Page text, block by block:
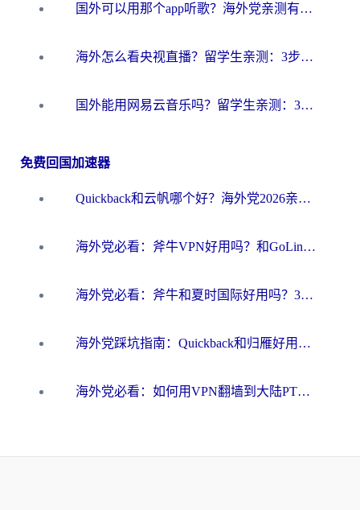
国外可以用那个app听歌？海外党亲测有效的回国加速方案，轻松听国内音乐听书
海外怎么看央视直播？留学生亲测：3步解决版权限制+追剧自由
国外能用网易云音乐吗？留学生亲测：3步解决海外听歌难题
免费回国加速器
Quickback和云帆哪个好？海外党2026亲测指南：选对加速器大陆工具，无缝刷国内剧玩国服
海外党必看：斧牛VPN好用吗？和GoLinkVPN对比哪个回国效果更好？
海外党必看：斧牛和夏时国际好用吗？3步选对回国加速器，无缝刷国内资源
海外党踩坑指南：Quickback和归雁好用吗？选对加速器才能无缝刷国内资源
海外党必看：如何用VPN翻墙到大陆PTT？一篇解决你所有回国加速痛点